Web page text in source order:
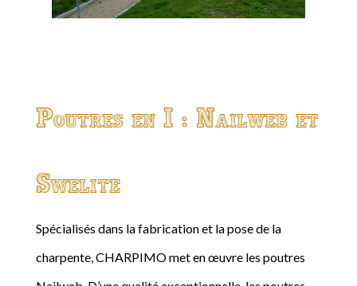
Poutres en I : Nailweb et
Swelite
Spécialisés dans la fabrication et la pose de la
charpente, CHARPIMO met en œuvre les poutres